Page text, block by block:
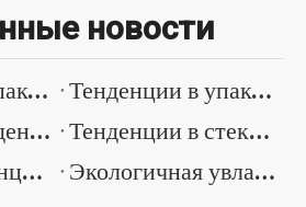
новости
Тенденции в упаковке роскошной косметической продукции с Парижской недели упаковки
Тенденции в упаковке индустрии красоты от Cosmoprof Worldwide Bologna
10 лучших тенденций в косметической упаковке от Cosmopack 2026
Тенденции в стеклянной косметической упаковке с Кантонской ярмарки 2026
Главные тенденции в косметической упаковке, отмеченные на Кантонской ярмарке 2026 года
Экологичная увлажняющая упаковка.